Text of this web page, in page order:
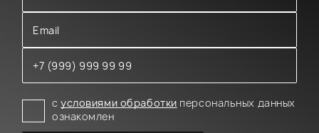
сусловиями обработки персональных данных
ознакомлен